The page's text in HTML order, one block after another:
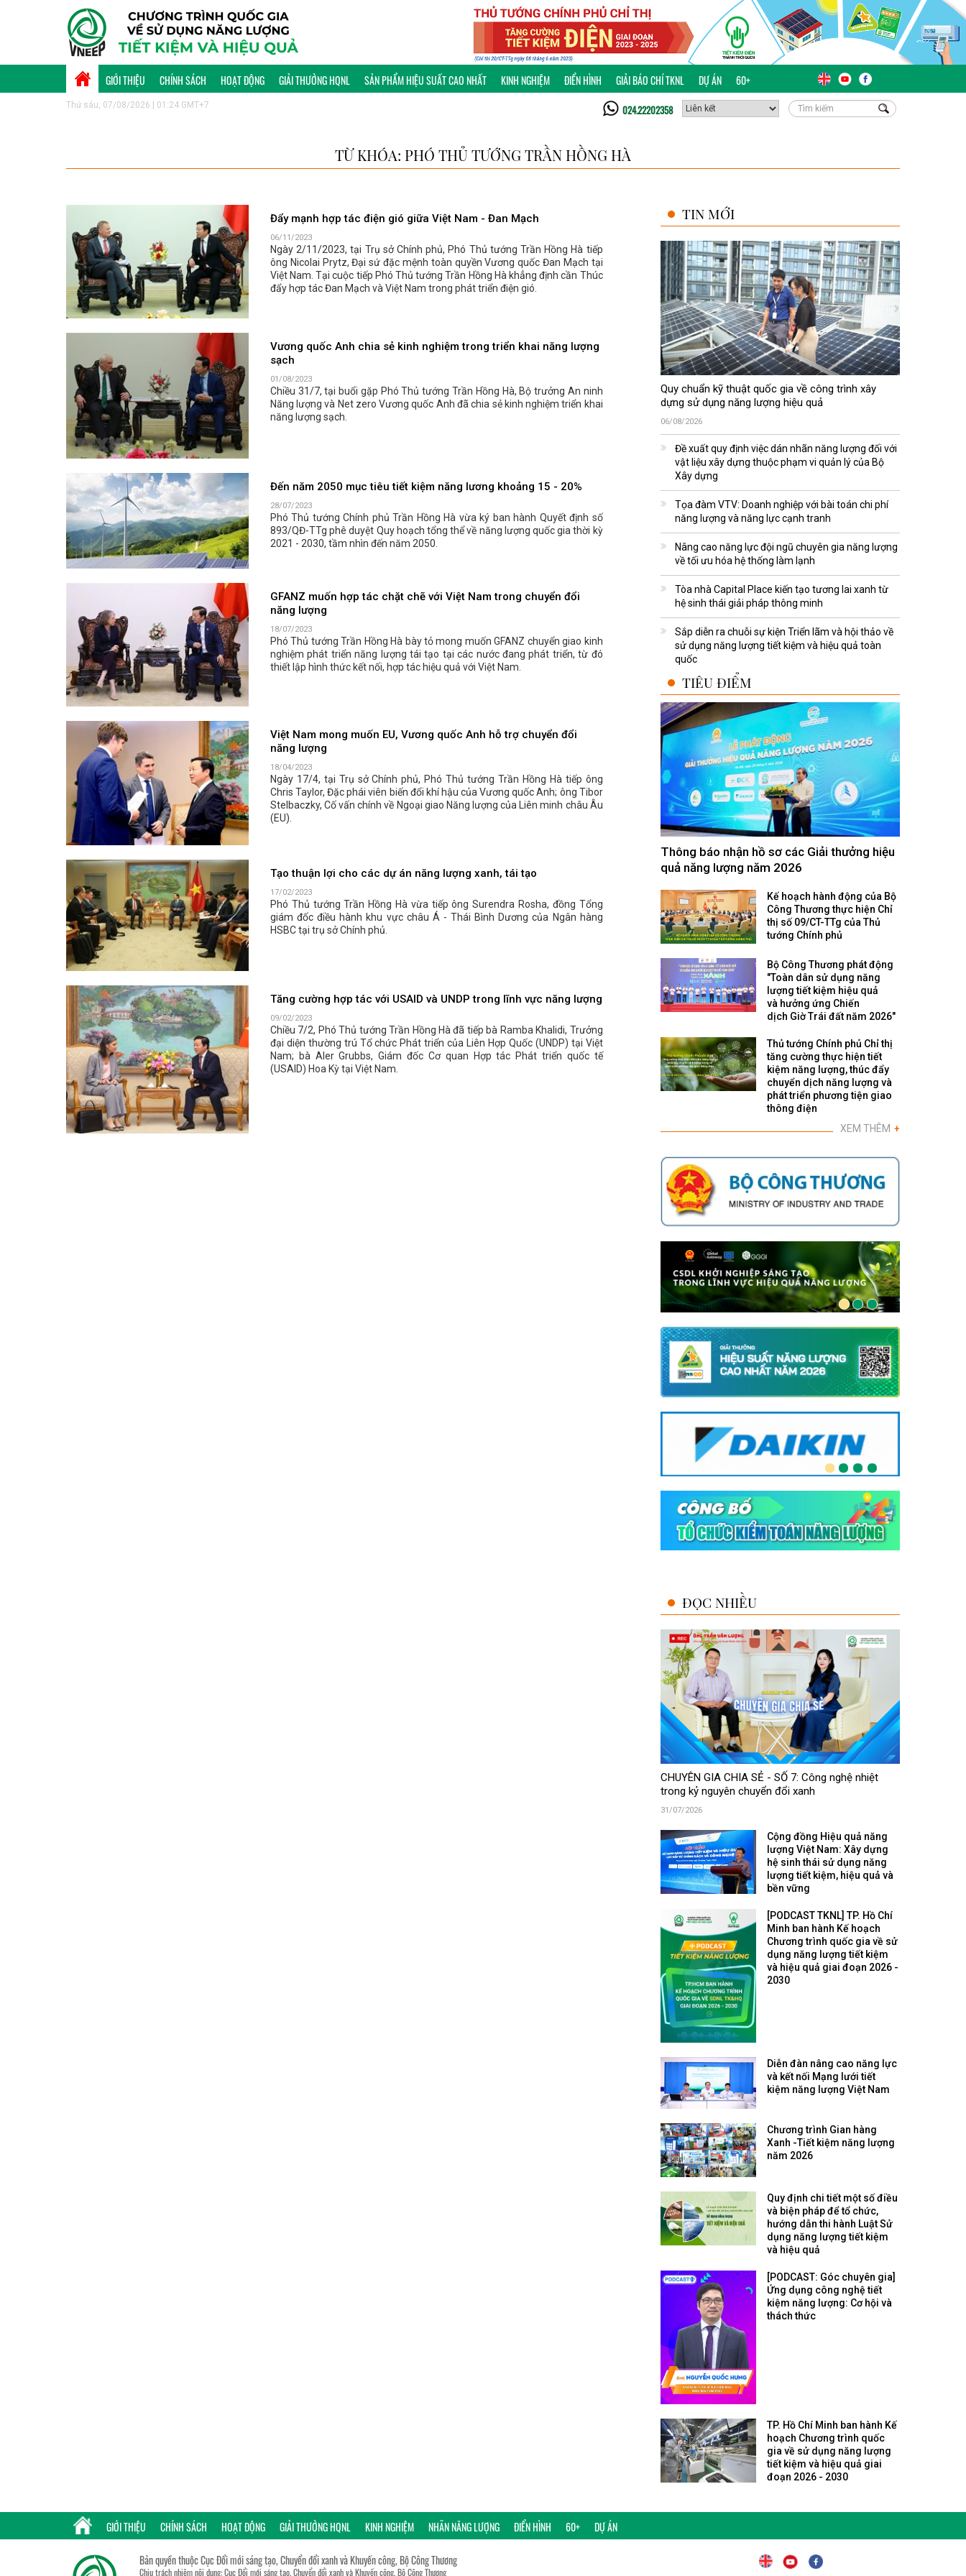
GIỚI THIỆU CHÍNH SÁCH HOẠT ĐỘNG GIẢI THƯỞNG HQNL SẢN PHẨM HIỆU SUẤT CAO NHẤT KINH NGHIỆM ĐIỂN HÌNH GIẢI BÁO CHÍ TKNL DỰ ÁN 60+
Thứ sáu, 07/08/2026 | 01:24 GMT+7 024.22202358
TỪ KHÓA: PHÓ THỦ TƯỚNG TRẦN HỒNG HÀ
Đẩy mạnh hợp tác điện gió giữa Việt Nam - Đan Mạch
06/11/2023
Ngày 2/11/2023, tại Trụ sở Chính phủ, Phó Thủ tướng Trần Hồng Hà tiếp
ông Nicolai Prytz, Đại sứ đặc mệnh toàn quyền Vương quốc Đan Mạch tại
Việt Nam. Tại cuộc tiếp Phó Thủ tướng Trần Hồng Hà khẳng định cần Thúc
đẩy hợp tác Đan Mạch và Việt Nam trong phát triển điện gió.
Vương quốc Anh chia sẻ kinh nghiệm trong triển khai năng lượng
sạch
01/08/2023
Chiều 31/7, tại buổi gặp Phó Thủ tướng Trần Hồng Hà, Bộ trưởng An ninh
Năng lượng và Net zero Vương quốc Anh đã chia sẻ kinh nghiệm triển khai
năng lượng sạch.
Đến năm 2050 mục tiêu tiết kiệm năng lương khoảng 15 - 20%
28/07/2023
Phó Thủ tướng Chính phủ Trần Hồng Hà vừa ký ban hành Quyết định số
893/QĐ-TTg phê duyệt Quy hoạch tổng thể về năng lượng quốc gia thời kỳ
2021 - 2030, tầm nhìn đến năm 2050.
GFANZ muốn hợp tác chặt chẽ với Việt Nam trong chuyển đổi
năng lượng
18/07/2023
Phó Thủ tướng Trần Hồng Hà bày tỏ mong muốn GFANZ chuyển giao kinh
nghiệm phát triển năng lượng tái tạo tại các nước đang phát triển, từ đó
thiết lập hình thức kết nối, hợp tác hiệu quả với Việt Nam.
Việt Nam mong muốn EU, Vương quốc Anh hỗ trợ chuyển đổi
năng lượng
18/04/2023
Ngày 17/4, tại Trụ sở Chính phủ, Phó Thủ tướng Trần Hồng Hà tiếp ông
Chris Taylor, Đặc phái viên biến đổi khí hậu của Vương quốc Anh; ông Tibor
Stelbaczky, Cố vấn chính về Ngoại giao Năng lượng của Liên minh châu Âu
(EU).
Tạo thuận lợi cho các dự án năng lượng xanh, tái tạo
17/02/2023
Phó Thủ tướng Trần Hồng Hà vừa tiếp ông Surendra Rosha, đồng Tổng
giám đốc điều hành khu vực châu Á - Thái Bình Dương của Ngân hàng
HSBC tại trụ sở Chính phủ.
Tăng cường hợp tác với USAID và UNDP trong lĩnh vực năng lượng
09/02/2023
Chiều 7/2, Phó Thủ tướng Trần Hồng Hà đã tiếp bà Ramba Khalidi, Trưởng
đại diện thường trú Tổ chức Phát triển của Liên Hợp Quốc (UNDP) tại Việt
Nam; bà Aler Grubbs, Giám đốc Cơ quan Hợp tác Phát triển quốc tế
(USAID) Hoa Kỳ tại Việt Nam.
TIN MỚI
Quy chuẩn kỹ thuật quốc gia về công trình xây
dựng sử dụng năng lượng hiệu quả
06/08/2026
Đề xuất quy định việc dán nhãn năng lượng đối với
vật liệu xây dựng thuộc phạm vi quản lý của Bộ
Xây dựng
Tọa đàm VTV: Doanh nghiệp với bài toán chi phí
năng lượng và năng lực cạnh tranh
Nâng cao năng lực đội ngũ chuyên gia năng lượng
về tối ưu hóa hệ thống làm lạnh
Tòa nhà Capital Place kiến tạo tương lai xanh từ
hệ sinh thái giải pháp thông minh
Sắp diễn ra chuỗi sự kiện Triển lãm và hội thảo về
sử dụng năng lượng tiết kiệm và hiệu quả toàn
quốc
TIÊU ĐIỂM
Thông báo nhận hồ sơ các Giải thưởng hiệu
quả năng lượng năm 2026
Kế hoạch hành động của Bộ
Công Thương thực hiện Chỉ
thị số 09/CT-TTg của Thủ
tướng Chính phủ
Bộ Công Thương phát động
"Toàn dân sử dụng năng
lượng tiết kiệm hiệu quả
và hưởng ứng Chiến
dịch Giờ Trái đất năm 2026"
Thủ tướng Chính phủ Chỉ thị
tăng cường thực hiện tiết
kiệm năng lượng, thúc đẩy
chuyển dịch năng lượng và
phát triển phương tiện giao
thông điện
XEM THÊM +
ĐỌC NHIỀU
CHUYÊN GIA CHIA SẺ - SỐ 7: Công nghệ nhiệt
trong kỷ nguyên chuyển đổi xanh
31/07/2026
Cộng đồng Hiệu quả năng
lượng Việt Nam: Xây dựng
hệ sinh thái sử dụng năng
lượng tiết kiệm, hiệu quả và
bền vững
[PODCAST TKNL] TP. Hồ Chí
Minh ban hành Kế hoạch
Chương trình quốc gia về sử
dụng năng lượng tiết kiệm
và hiệu quả giai đoạn 2026 -
2030
Diễn đàn nâng cao năng lực
và kết nối Mạng lưới tiết
kiệm năng lượng Việt Nam
Chương trình Gian hàng
Xanh -Tiết kiệm năng lượng
năm 2026
Quy định chi tiết một số điều
và biện pháp để tổ chức,
hướng dẫn thi hành Luật Sử
dụng năng lượng tiết kiệm
và hiệu quả
[PODCAST: Góc chuyên gia]
Ứng dụng công nghệ tiết
kiệm năng lượng: Cơ hội và
thách thức
TP. Hồ Chí Minh ban hành Kế
hoạch Chương trình quốc
gia về sử dụng năng lượng
tiết kiệm và hiệu quả giai
đoạn 2026 - 2030
GIỚI THIỆU CHÍNH SÁCH HOẠT ĐỘNG GIẢI THƯỞNG HQNL KINH NGHIỆM NHÃN NĂNG LƯỢNG ĐIỂN HÌNH 60+ DỰ ÁN
Bản quyền thuộc Cục Đổi mới sáng tạo, Chuyển đổi xanh và Khuyến công, Bộ Công Thương
Chịu trách nhiệm nội dung: Cục Đổi mới sáng tạo, Chuyển đổi xanh và Khuyến công, Bộ Công Thương